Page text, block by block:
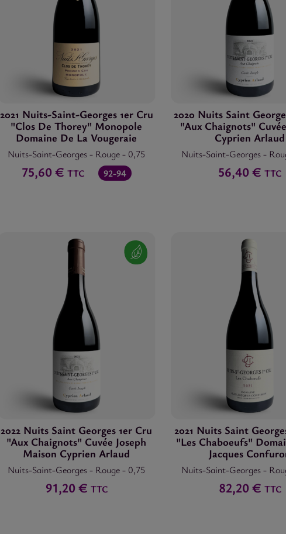
2021 Nuits-Saint-Georges 1er Cru
"Clos De Thorey" Monopole
Domaine De La Vougeraie
Nuits-Saint-Georges- Rouge- 0,75
75,60 € TTC 92-94
2020 Nuits Saint
"Aux Chaignots"
Cyprien Arlaud
Nuits-Saint-Georges-
56,40 €TTC
2022 Nuits Saint Georges 1er Cru
"Aux Chaignots" Cuvée Joseph
Maison Cyprien Arlaud
Nuits-Saint-Georges- Rouge- 0,75
91,20 € TTC
2021 Nuits Saint
"Les Chaboeufs"
Jacques
Nuits-Saint-Georges-
82,20 € TTC